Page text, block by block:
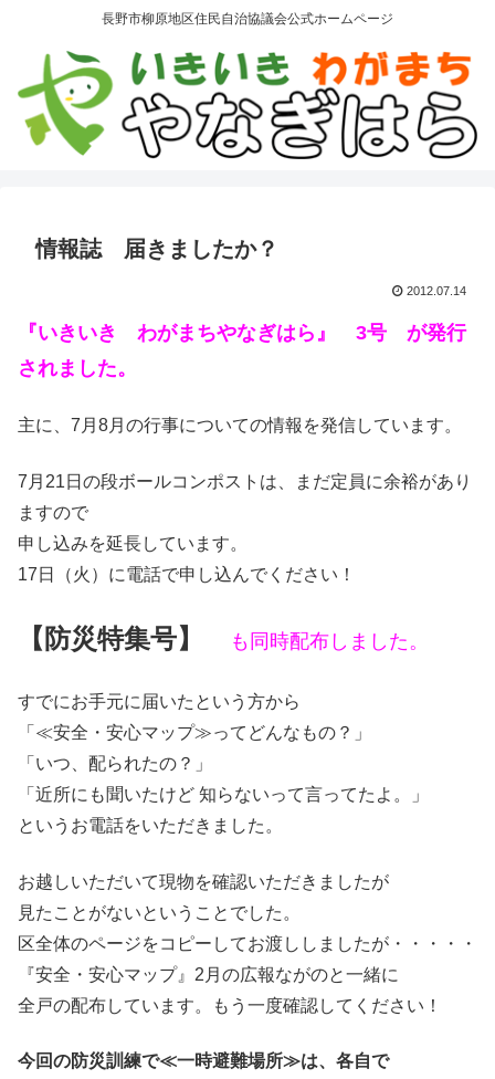
長野市柳原地区住民自治協議会公式ホームページ
情報誌 届きましたか？
2012.07.14
『いきいき わがまちやなぎはら』 3号 が発行
されました。
主に、7月8月の行事についての情報を発信しています。
7月21日の段ボールコンポストは、まだ定員に余裕があり
ますので
申し込みを延長しています。
17日（火）に電話で申し込んでください！
【防災特集号】 も同時配布しました。
すでにお手元に届いたという方から
「≪安全・安心マップ≫ってどんなもの？ 」
「いつ、配られたの？」
「近所にも聞いたけど 知らないって言ってたよ。」
というお電話をいただきました。
お越しいただいて現物を確認いただきましたが
見たことがないということでした。
区全体のページをコピーしてお渡ししましたが・・・・・
『安全・安心マップ』2月の広報ながのと一緒に
全戸の配布しています。もう一度確認してください！
今回の防災訓練で≪一時避難場所≫は、各自で